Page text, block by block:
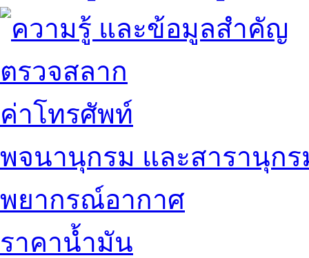
ตรวจสลาก
ค่าโทรศัพท์
พจนานุกรม และสารานุกร
พยากรณ์อากาศ
ราคาน้ำมัน